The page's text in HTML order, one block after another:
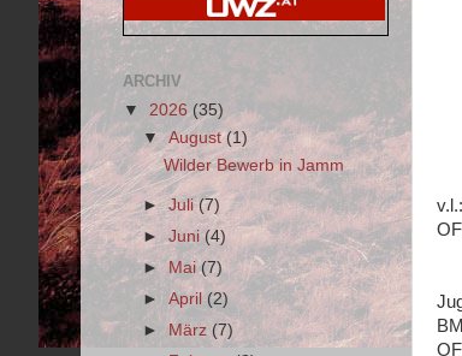
ARCHIV
▼ 2026 (35)
▼August(1)
Wilder Bewerb in Jamm
►Juli(7)
►Juni(4)
►Mai(7)
►April (2)
►
März(7)